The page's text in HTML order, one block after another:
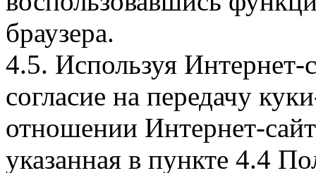
браузера.
4.5. Используя Интернет-
согласие на передачу
отношении Интернет-
указанная в пункте 4.4